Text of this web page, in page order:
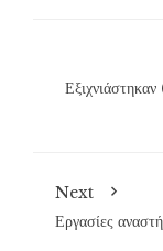
Next
Εργασίες